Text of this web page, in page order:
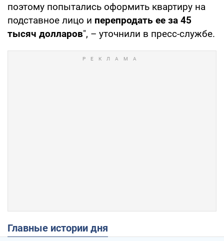
поэтому попытались оформить квартиру на
подставное лицо и перепродать ее за 45
тысяч долларов", – уточнили в пресс-службе.
Главные истории дня